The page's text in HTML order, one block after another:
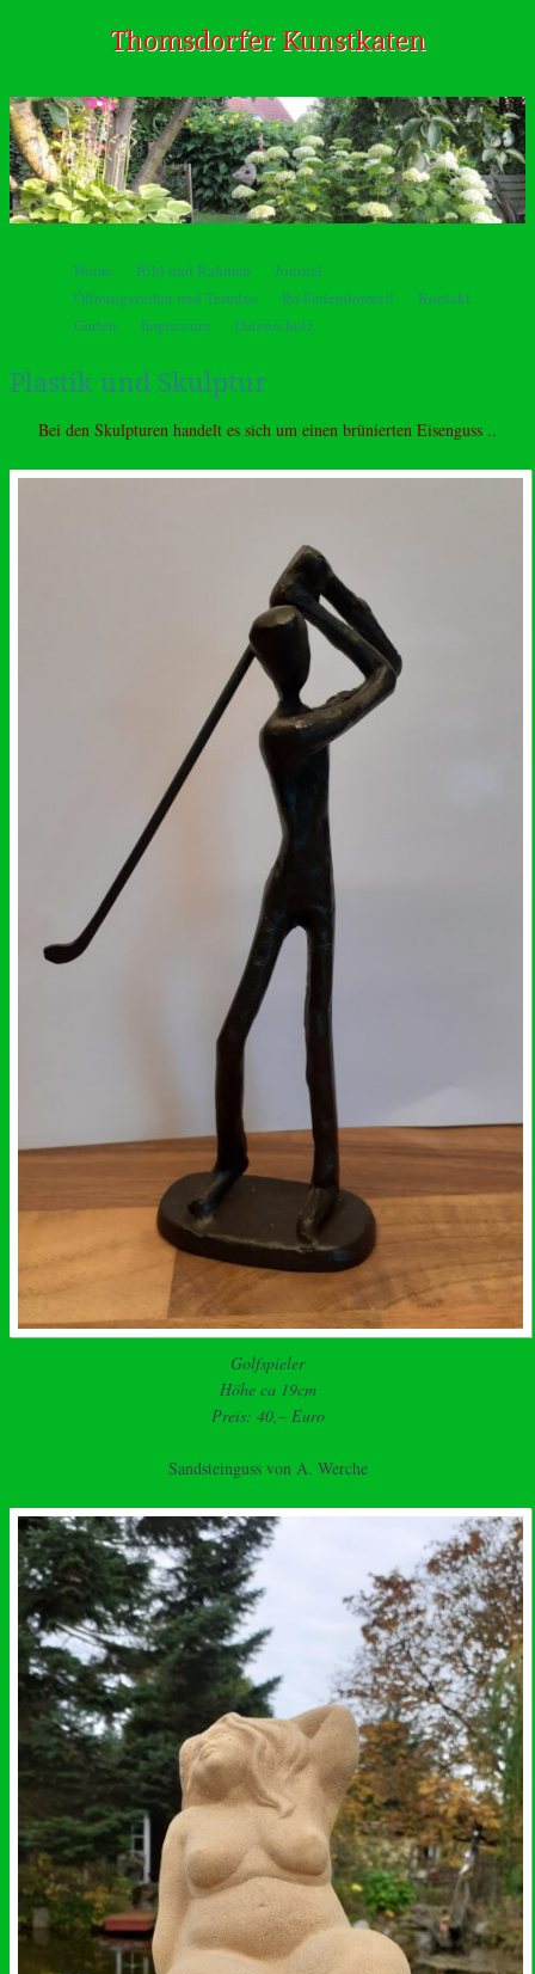
Thomsdorfer Kunstkaten
Menü
Springe zum Inhalt
Home Bild und Rahmen
Journal
Öffnungszeiten und Termine
Ihr Feriendomizil
Kontakt
Garten
Impressum Datenschutz
Plastik und Skulptur
Bei den Skulpturen handelt es sich um einen brünierten Eisenguss ..
Golfspieler
Höhe ca 19cm
Preis: 40,– Euro
Sandsteinguss von A. Werche